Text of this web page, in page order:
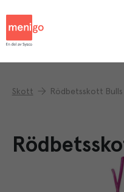
Skott Rödbetsskott